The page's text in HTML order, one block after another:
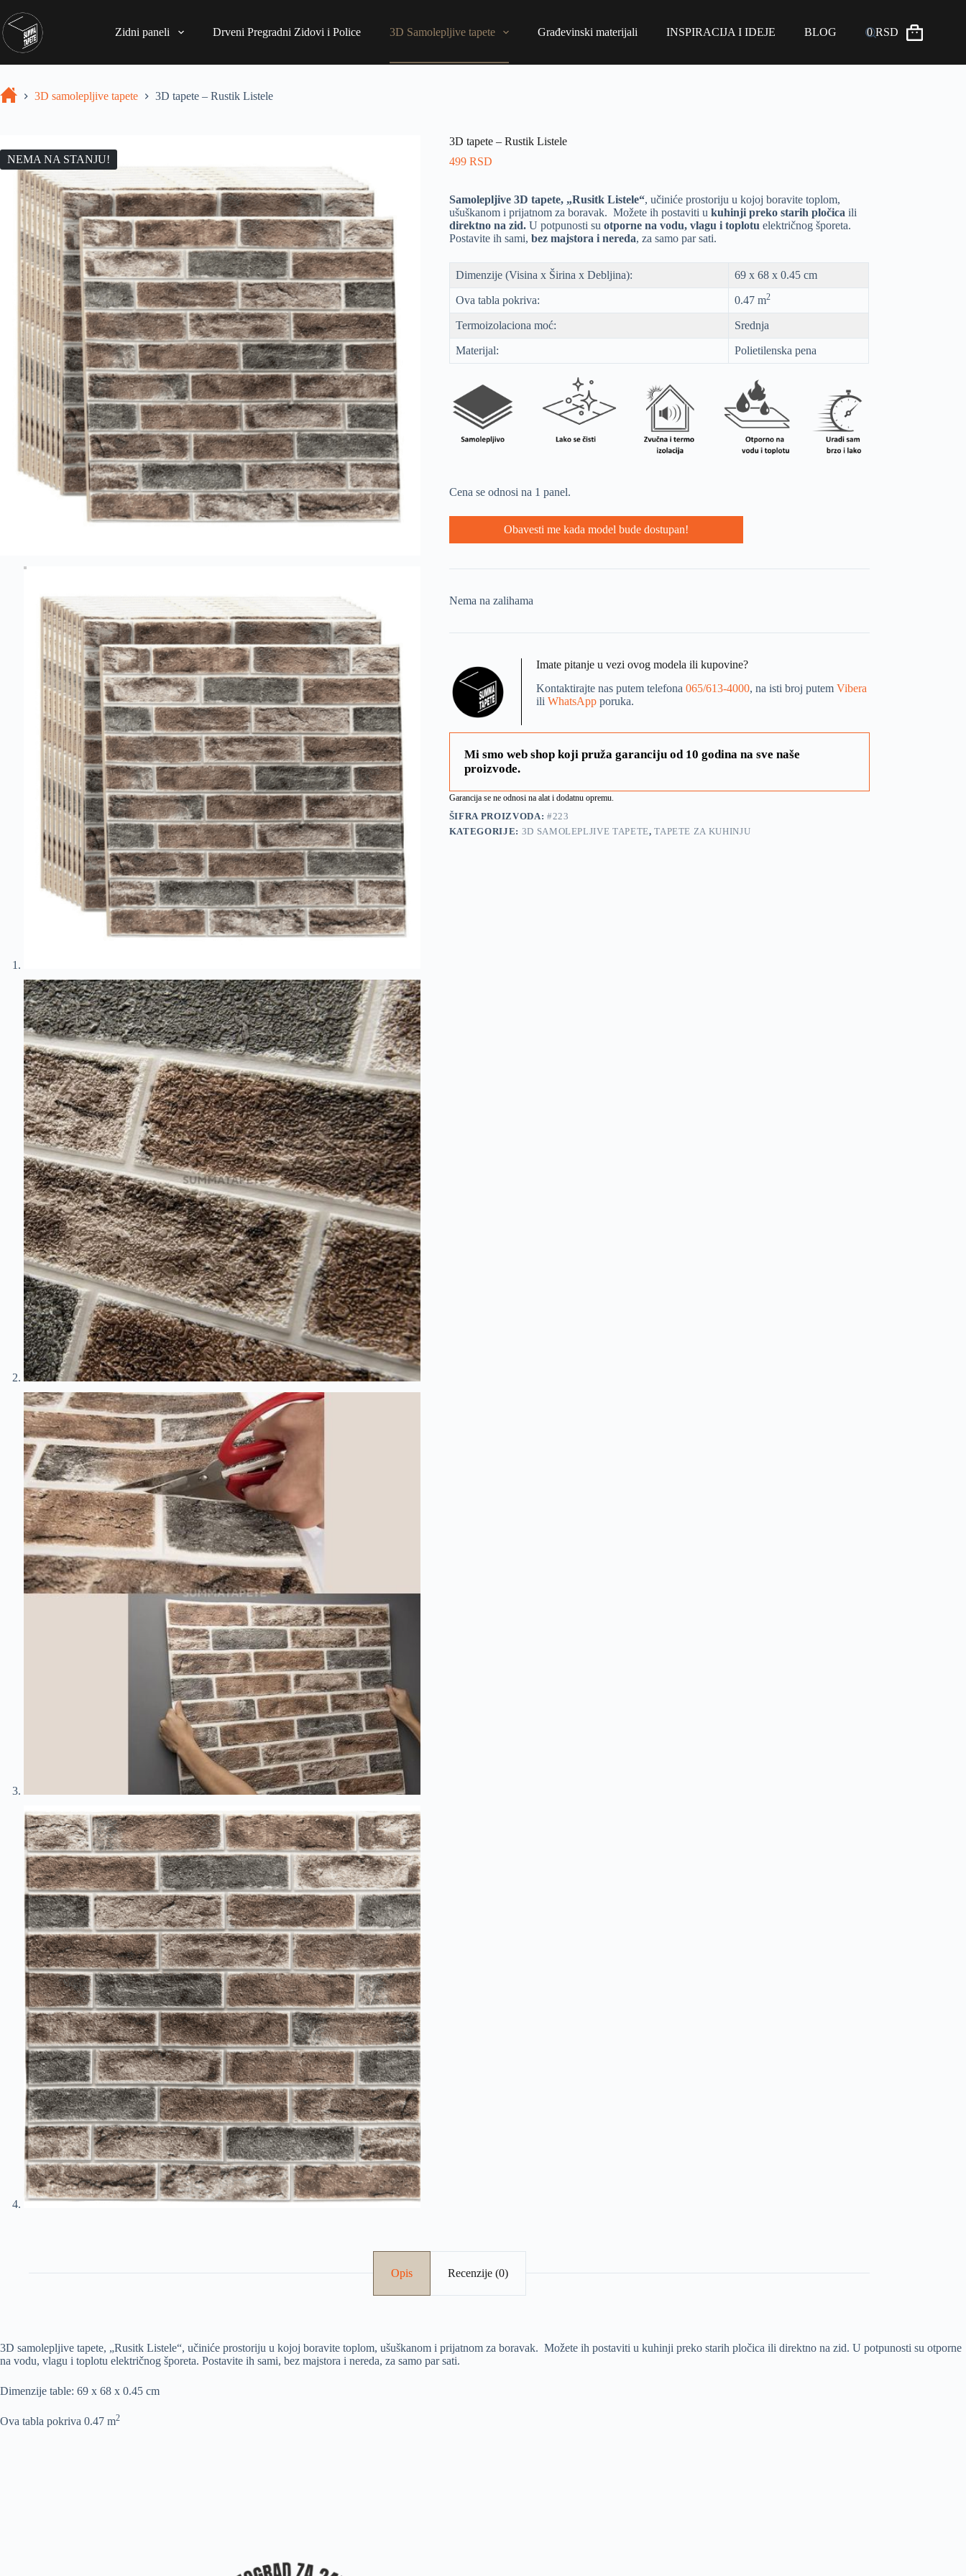
Zidni paneli Drveni Pregradni Zidovi i Police 3D Samolepljive tapete Građevinski materijali INSPIRACIJA I IDEJE BLOG 0RSD
3D samolepljive tapete 3D tapete – Rustik Listele
NEMA NA STANJU!
3D tapete – Rustik Listele
499 RSD
Samolepljive 3D tapete, „Rusitk Listele“, učiniće prostoriju u kojoj boravite toplom,
ušuškanom i prijatnom za boravak. Možete ih postaviti u kuhinji preko starih pločica ili
direktno na zid.U potpunosti su otporne na vodu, vlagu i toplotu električnog šporeta.
Postavite ih sami, bez majstora i nereda, za samo par sati.
Dimenzije (Visina x Širina x Debljina): 69 x 68 x 0.45 cm
Ova tabla pokriva: 0.47 m2
Termoizolaciona moć: Srednja
Materijal: Polietilenska pena
Cena se odnosi na 1 panel.
Obavesti me kada model bude dostupan!
Nema na zalihama
Imate pitanje u vezi ovog modela ili kupovine?
Kontaktirajte nas putem telefona 065/613-4000, na isti broj putem Vibera
ili WhatsApp poruka.
Mi smo web shop koji pruža garanciju od 10 godina na sve naše
proizvode.
Garancija se ne odnosi na alat i dodatnu opremu.
ŠIFRA PROIZVODA: #223
KATEGORIJE: 3D SAMOLEPLJIVE TAPETE,TAPETE ZA KUHINJU
Opis Recenzije (0)
3D samolepljive tapete, „Rusitk Listele“, učiniće prostoriju u kojoj boravite toplom, ušuškanom i prijatnom za boravak. Možete ih postaviti u kuhinji preko starih pločica ili direktno na zid. U potpunosti su otporne
na vodu, vlagu i toplotu električnog šporeta. Postavite ih sami, bez majstora i nereda, za samo par sati.
Dimenzije table: 69 x 68 x 0.45 cm
Ova tabla pokriva 0.47 m2